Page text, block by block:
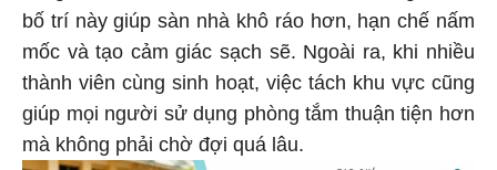
bố trí này giúp sàn nhà khô ráo hơn, hạn chế nấm
mốc và tạo cảm giác sạch sẽ. Ngoài ra, khi nhiều
thành viên cùng sinh hoạt, việc tách khu vực cũng
giúp mọi người sử dụng phòng tắm thuận tiện hơn
mà không phải chờ đợi quá lâu.